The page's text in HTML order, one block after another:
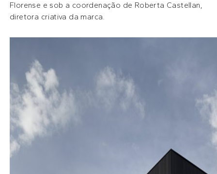
Florense e sob a coordenação de Roberta Castellan,
diretora criativa da marca.